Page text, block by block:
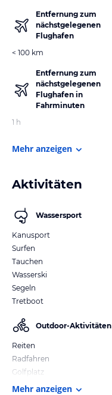
Entfernung zum
nächstgelegenen
Flughafen
< 100 km
Entfernung zum
nächstgelegenen
Flughafen in
Fahrminuten
1 h
Mehr anzeigen
Aktivitäten
Wassersport
Kanusport
Surfen
Tauchen
Wasserski
Segeln
Tretboot
Outdoor-Aktivitäten
Reiten
Radfahren
Golfplatz
Mehr anzeigen